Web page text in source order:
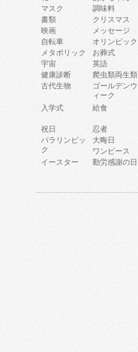
マスク
調味料
書類
クリスマス
映画
メッセージ
自転車
オリンピック
メタボリック
お葬式
宇宙
英語
健康診断
爬虫類両生類
古代生物
ゴールデンウ
ィーク
入学式
給食
祝日
忍者
パラリンピッ
ク
大晦日
ワンピース
イースター
勤労感謝の日